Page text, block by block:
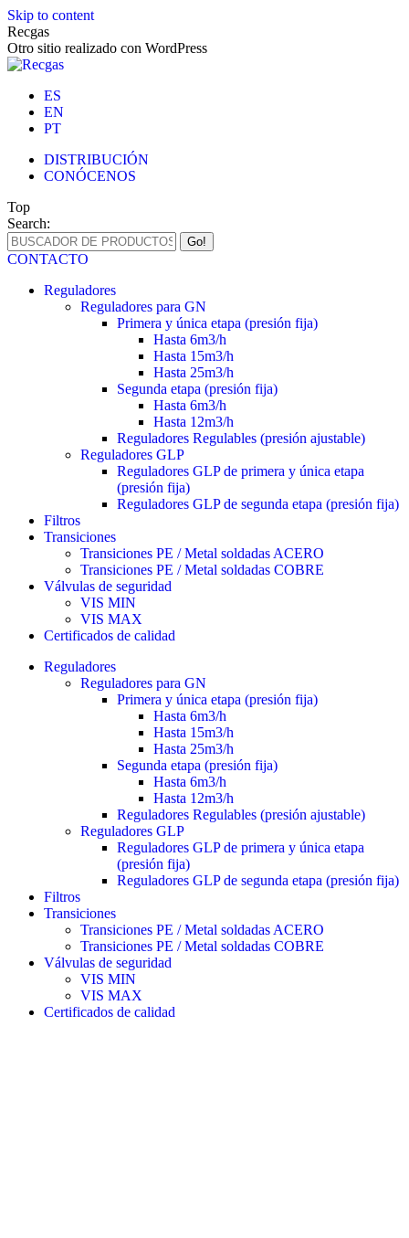
Skip to content
Recgas
Otro sitio realizado con WordPress
ES
EN
PT
DISTRIBUCIÓN
CONÓCENOS
Top
Search:
CONTACTO
Reguladores
Reguladores para GN
Primera y única etapa (presión fija)
Hasta 6m3/h
Hasta 15m3/h
Hasta 25m3/h
Segunda etapa (presión fija)
Hasta 6m3/h
Hasta 12m3/h
Reguladores Regulables (presión ajustable)
Reguladores GLP
Reguladores GLP de primera y única etapa
(presión fija)
Reguladores GLP de segunda etapa (presión fija)
Filtros
Transiciones
Transiciones PE / Metal soldadas ACERO
Transiciones PE / Metal soldadas COBRE
Válvulas de seguridad
VIS MIN
VIS MAX
Certificados de calidad
Reguladores
Reguladores para GN
Primera y única etapa (presión fija)
Hasta 6m3/h
Hasta 15m3/h
Hasta 25m3/h
Segunda etapa (presión fija)
Hasta 6m3/h
Hasta 12m3/h
Reguladores Regulables (presión ajustable)
Reguladores GLP
Reguladores GLP de primera y única etapa
(presión fija)
Reguladores GLP de segunda etapa (presión fija)
Filtros
Transiciones
Transiciones PE / Metal soldadas ACERO
Transiciones PE / Metal soldadas COBRE
Válvulas de seguridad
VIS MIN
VIS MAX
Certificados de calidad